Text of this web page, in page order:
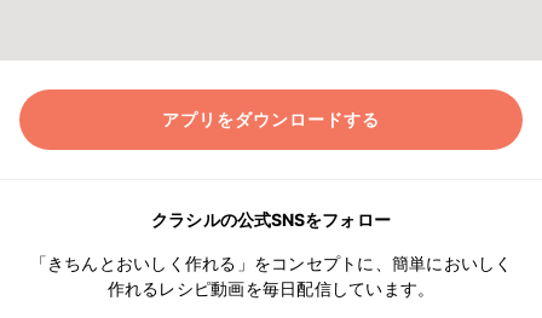
アプリをダウンロードする
クラシルの公式SNSをフォロー
「きちんとおいしく作れる」をコンセプトに、簡単においしく
作れるレシピ動画を毎日配信しています。